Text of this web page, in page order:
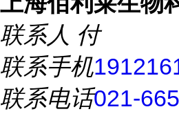
联系人 付
联系手机
联系电话021-